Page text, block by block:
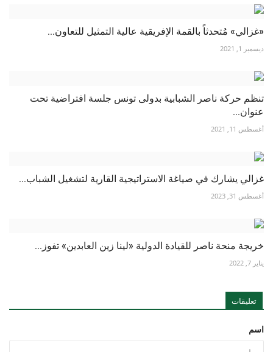
«غزالي» مُتحدثاً بالقمة الإفريقية عالية التمثيل للتعاون...
ديسمبر 1, 2021
تنظم حركة ناصر الشبابية بدولى تونس جلسة افتراضية تحت
عنوان...
أغسطس 11, 2021
غزالي يشارك في صياغة الاستراتيجية القارية لتشغيل الشباب...
أغسطس 31, 2023
خريجة منحة ناصر للقيادة الدولية «لينا زين العابدين» تفوز...
يناير 7, 2022
تعليقات
اسم